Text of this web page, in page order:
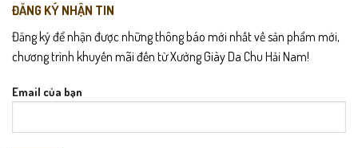
ĐĂNG KÝ NHẬN TIN
Đăng ký để nhận được những thông báo mới nhất về sản phẩm mới,
chương trình khuyến mãi đến từ Xưởng Giày Da Chu Hải Nam!
Email của bạn